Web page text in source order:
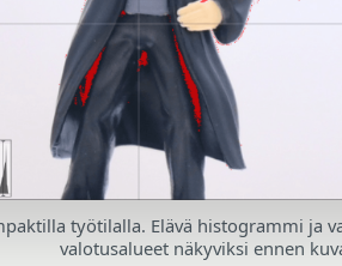
työtilalla. Elävä histogrammi ja
valotusalueet näkyviksi ennen